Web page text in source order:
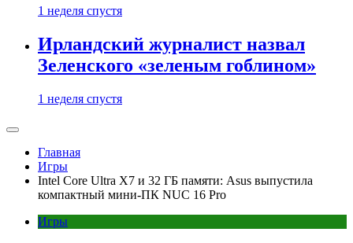
1 неделя спустя
Ирландский журналист назвал
Зеленского «зеленым гоблином»
1 неделя спустя
Главная
Игры
Intel Core Ultra X7 и 32 ГБ памяти: Asus выпустила
компактный мини-ПК NUC 16 Pro
Игры